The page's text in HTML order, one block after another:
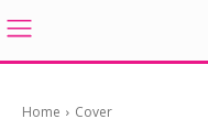
Home Cover